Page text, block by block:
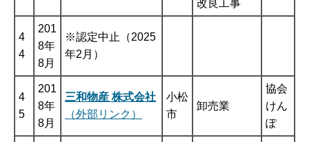
改良工事
4
4
201
8年
8月
※認定中止（2025
年2月）
4
5
201
8年
8月
三和物産 株式会社
（外部リンク）
小松
市
卸売業
協会
けん
ぽ